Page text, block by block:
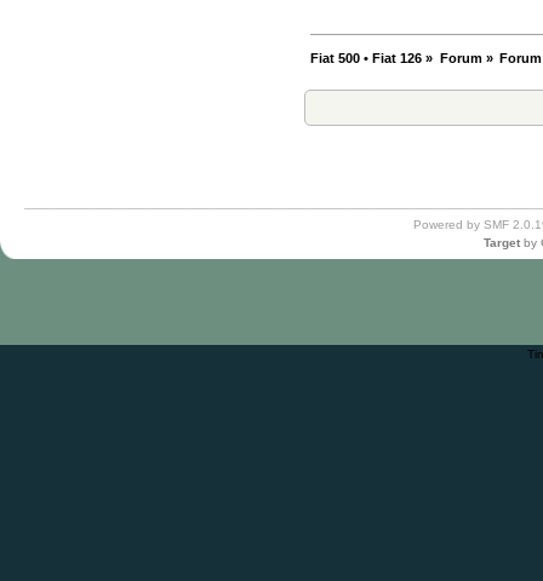
Fiat 500 • Fiat 126 » Forum»
Powered by SMF
Target by